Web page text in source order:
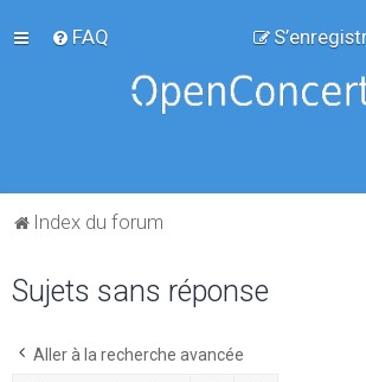
FAQ
Index du forum
Sujets sans réponse
Aller à la recherche avancée